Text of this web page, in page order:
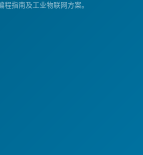
指南及工业物联网方案。